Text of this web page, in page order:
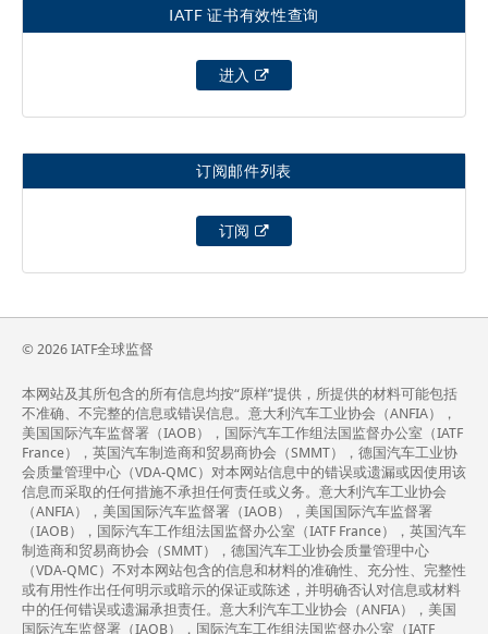
IATF 证书有效性查询
进入
订阅邮件列表
订阅
© 2026 IATF全球监督
本网站及其所包含的所有信息均按“原样”提供，所提供的材料可能包括
不准确、不完整的信息或错误信息。意大利汽车工业协会（ANFIA），
美国国际汽车监督署（IAOB），国际汽车工作组法国监督办公室（IATF
France），英国汽车制造商和贸易商协会（SMMT），德国汽车工业协
会质量管理中心（VDA-QMC）对本网站信息中的错误或遗漏或因使用该
信息而采取的任何措施不承担任何责任或义务。意大利汽车工业协会
（ANFIA），美国国际汽车监督署（IAOB），美国国际汽车监督署
（IAOB），国际汽车工作组法国监督办公室（IATF France），英国汽车
制造商和贸易商协会（SMMT），德国汽车工业协会质量管理中心
（VDA-QMC）不对本网站包含的信息和材料的准确性、充分性、完整性
或有用性作出任何明示或暗示的保证或陈述，并明确否认对信息或材料
中的任何错误或遗漏承担责任。意大利汽车工业协会（ANFIA），美国
国际汽车监督署（IAOB），国际汽车工作组法国监督办公室（IATF